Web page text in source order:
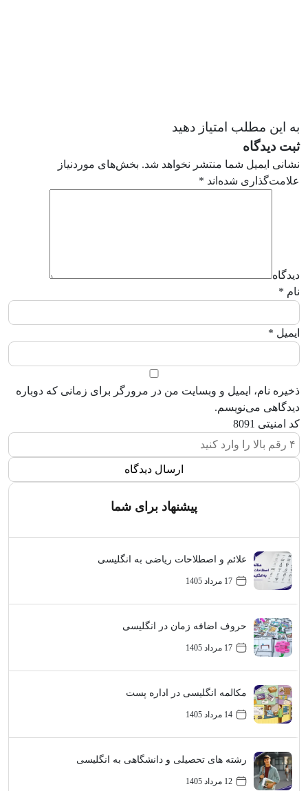
به این مطلب امتیاز دهید
ثبت دیدگاه
نشانی ایمیل شما منتشر نخواهد شد. بخش‌های موردنیاز
علامت‌گذاری شده‌اند *
دیدگاه
نام *
ایمیل *
ذخیره نام، ایمیل و وبسایت من در مرورگر برای زمانی که دوباره
دیدگاهی می‌نویسم.
کد امنیتی 8091
پیشنهاد برای شما
علائم و اصطلاحات ریاضی به انگلیسی
17 مرداد 1405
حروف اضافه زمان در انگلیسی
17 مرداد 1405
مکالمه انگلیسی در اداره پست
14 مرداد 1405
رشته های تحصیلی و دانشگاهی به انگلیسی
12 مرداد 1405